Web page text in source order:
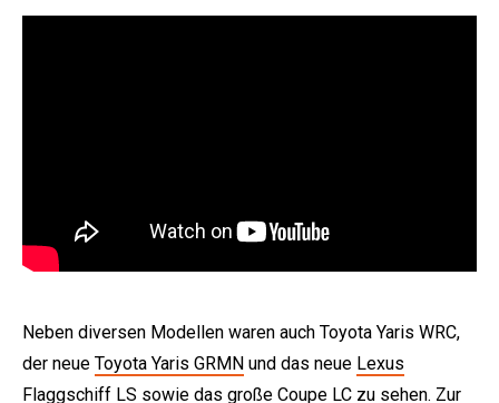
Neben diversen Modellen waren auch Toyota Yaris WRC,
der neue Toyota Yaris GRMN und das neue Lexus
Flaggschiff LS sowie das große Coupe LC zu sehen. Zur